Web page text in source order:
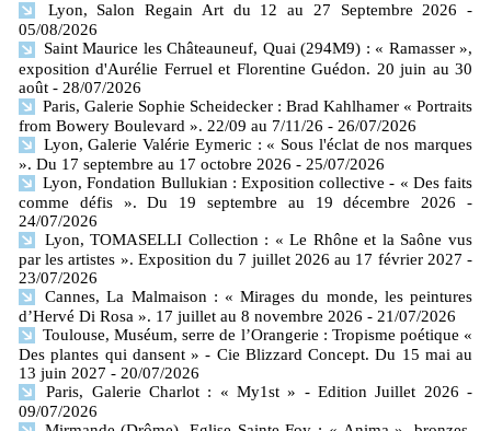
Lyon, Salon Regain Art du 12 au 27 Septembre 2026
-
05/08/2026
Saint Maurice les Châteauneuf, Quai (294M9) : « Ramasser »,
exposition d'Aurélie Ferruel et Florentine Guédon. 20 juin au 30
août - 28/07/2026
Paris, Galerie Sophie Scheidecker : Brad Kahlhamer « Portraits
from Bowery Boulevard ». 22/09 au 7/11/26 - 26/07/2026
Lyon, Galerie Valérie Eymeric : « Sous l'éclat de nos marques
». Du 17 septembre au 17 octobre 2026 - 25/07/2026
Lyon, Fondation Bullukian : Exposition collective - « Des faits
comme défis ». Du 19 septembre au 19 décembre 2026
-
24/07/2026
Lyon, TOMASELLI Collection : « Le Rhône et la Saône vus
par les artistes ». Exposition du 7 juillet 2026 au 17 février 2027 -
23/07/2026
Cannes, La Malmaison : « Mirages du monde, les peintures
d’Hervé Di Rosa ». 17 juillet au 8 novembre 2026 - 21/07/2026
Toulouse, Muséum, serre de l’Orangerie : Tropisme poétique «
Des plantes qui dansent » - Cie Blizzard Concept. Du 15 mai au
13 juin 2027 - 20/07/2026
Paris, Galerie Charlot : « My1st » - Edition Juillet 2026 -
09/07/2026